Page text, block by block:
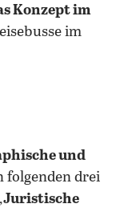
Konzept im
im
teilenteilen
und
folgenden drei
Juristische